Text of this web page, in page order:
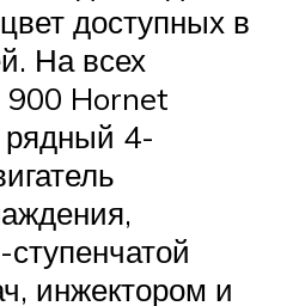
доступных в
На всех
900 Hornet
рядный 4-
инжектором и